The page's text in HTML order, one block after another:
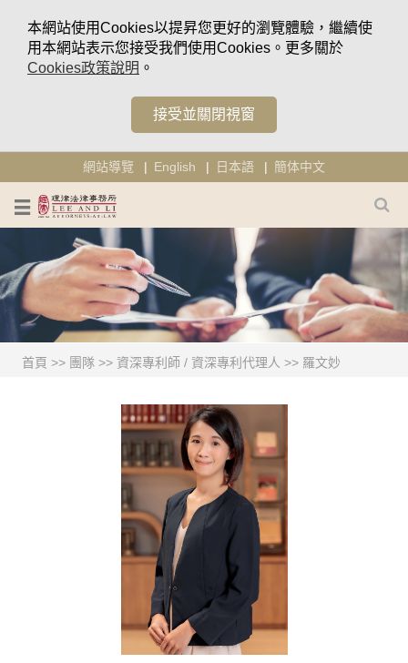
本網站使用Cookies以提昇您更好的瀏覽體驗，繼續使
用本網站表示您接受我們使用Cookies。更多關於
Cookies政策說明 。
接受並關閉視窗
網站導覽 English 日本語 簡体中文
首頁 >> 團隊 >> 資深專利師 / 資深專利代理人 >> 羅文妙